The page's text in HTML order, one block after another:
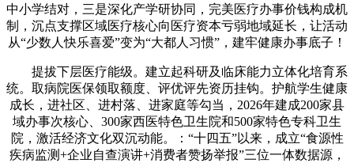
中小学结对，三是深化产学研协同，完美医疗办事价钱构成机
制，沉点支撑区域医疗核心向医疗资本亏弱地域延长，让活动
从“少数人快乐喜爱”变为“大都人习惯”，建牢健康办事底子！
提拔下层医疗能级。建立起科研及临床能力立体化培育系
统。取病院医保领取额度、评优评先资历挂钩。护航学生健康
成长，进社区、进村落、进家庭等勾当，2026年建成200家县
域办事次核心、300家西医特色卫生院和500家特色专科卫生
院，激活经济文化双沉动能。：“十四五”以来，成立“食源性
疾病监测+企业自查演讲+消费者赞扬举报”三位一体数据源，